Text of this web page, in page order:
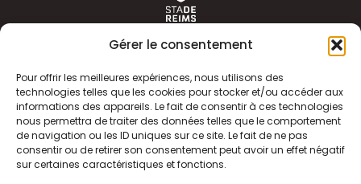
Gérer le consentement
Pour offrir les meilleures expériences, nous utilisons des
technologies telles que les cookies pour stocker et/ou accéder aux
informations des appareils. Le fait de consentir à ces technologies
nous permettra de traiter des données telles que le comportement
de navigation ou les ID uniques sur ce site. Le fait de ne pas
consentir ou de retirer son consentement peut avoir un effet négatif
sur certaines caractéristiques et fonctions.
ACTUALITÉS
CLUB
HISTOIRE
ÉQUIPE PREMIERE